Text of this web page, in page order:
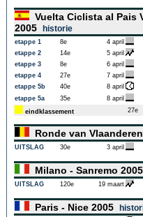
Vuelta Ciclista al Pais
2005
historie
etappe 1 8e 4 april
etappe 2
14e 5 april
etappe 3
8e 6 april
etappe 4
27e 7 april
etappe 5b
40e 8 april
etappe 5a
35e 8 april
eindklassement
27e
Ronde van
UITSLAG 30e 3 april
Milano - Sanremo 2005
UITSLAG 120e 19 maart
Paris - Nice 2005